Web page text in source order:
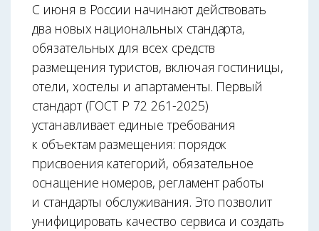
С июня в России начинают действовать
два новых национальных стандарта,
обязательных для всех средств
размещения туристов, включая гостиницы,
отели, хостелы и апартаменты. Первый
стандарт (ГОСТ Р 72 261-2025)
устанавливает единые требования
к объектам размещения: порядок
присвоения категорий, обязательное
оснащение номеров, регламент работы
и стандарты обслуживания. Это позволит
унифицировать качество сервиса и создать